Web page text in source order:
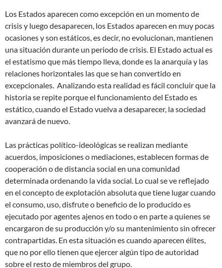
Los Estados aparecen como excepción en un momento de
crisis y luego desaparecen, los Estados aparecen en muy pocas
ocasiones y son estáticos, es decir, no evolucionan, mantienen
una situación durante un periodo de crisis. El Estado actual es
el estatismo que más tiempo lleva, donde es la anarquía y las
relaciones horizontales las que se han convertido en
excepcionales. Analizando esta realidad es fácil concluir que la
historia se repite porque el funcionamiento del Estado es
estático, cuando el Estado vuelva a desaparecer, la sociedad
avanzará de nuevo.
Las prácticas político-ideológicas se realizan mediante
acuerdos, imposiciones o mediaciones, establecen formas de
cooperación o de distancia social en una comunidad
determinada ordenando la vida social. Lo cual se ve reflejado
en el concepto de explotación absoluta que tiene lugar cuando
el consumo, uso, disfrute o beneficio de lo producido es
ejecutado por agentes ajenos en todo o en parte a quienes se
encargaron de su producción y/o su mantenimiento sin ofrecer
contrapartidas. En esta situación es cuando aparecen élites,
que no por ello tienen que ejercer algún tipo de autoridad
sobre el resto de miembros del grupo.